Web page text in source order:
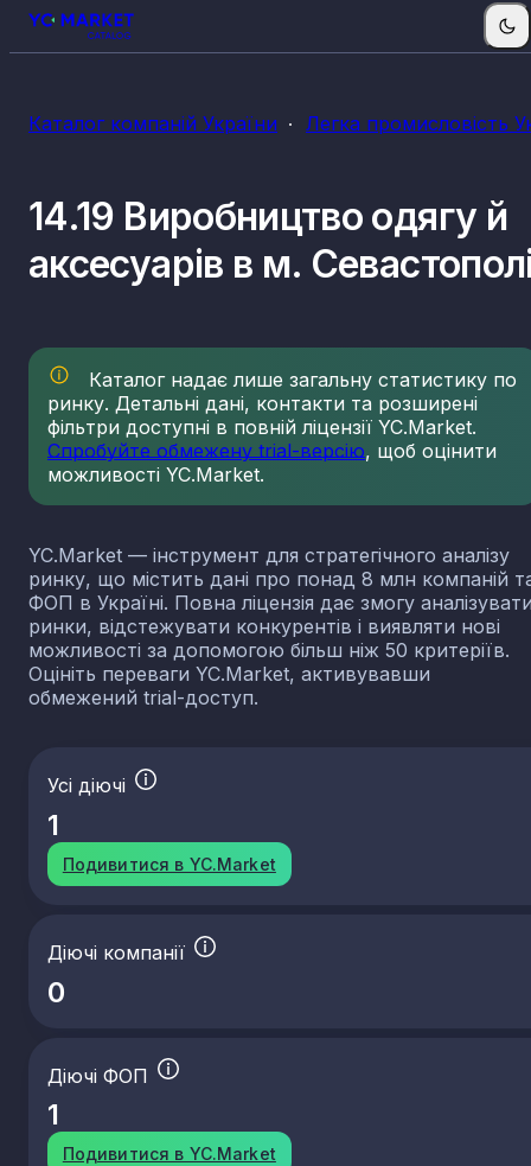
Каталог компаній України Легка промисловість
14.19 Виробництво одягу й
аксесуарів в м.
Каталог надає лише загальну статистику по
ринку. Детальні дані, контакти та розширені
фільтри доступні в повній ліцензії YC.Market.
Спробуйте обмежену trial-версію, щоб оцінити
можливості YC.Market.
YC.Market — інструмент для стратегічного аналізу
ринку, що містить дані про понад 8 млн компаній
ФОП в Україні. Повна ліцензія дає змогу
ринки, відстежувати конкурентів і виявляти нові
можливості за допомогою більш ніж 50 критеріїв.
Оцініть переваги YC.Market, активувавши
обмежений trial-доступ.
Усі діючі
1
Подивитися в YC.Market
Діючі компанії
0
Діючі ФОП
1
Подивитися в YC.Market